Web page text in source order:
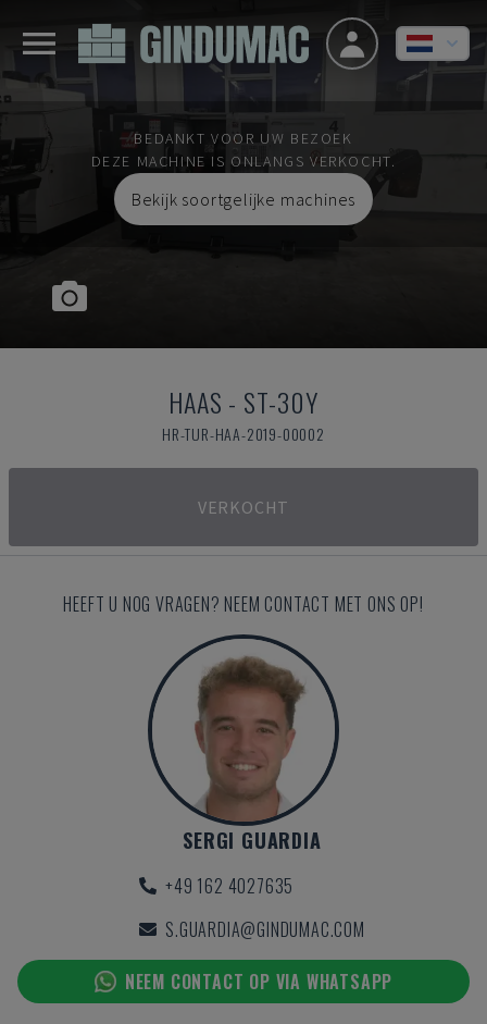
BEDANKT VOOR UW BEZOEK
DEZE MACHINE IS ONLANGS VERKOCHT.
Bekijk soortgelijke machines
HAAS - ST-30Y
HR-TUR-HAA-2019-00002
VERKOCHT
HEEFT U NOG VRAGEN? NEEM CONTACT MET ONS OP!
SERGI GUARDIA
+49 162 4027635
S.GUARDIA@GINDUMAC.COM
NEEM CONTACT OP VIA WHATSAPP